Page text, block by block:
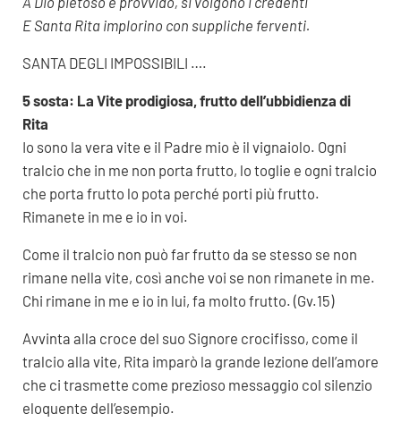
E Santa Rita implorino con suppliche ferventi.
SANTA DEGLI IMPOSSIBILI ….
5 sosta: La Vite prodigiosa, frutto dell’ubbidienza di
Rita
Io sono la vera vite e il Padre mio è il vignaiolo. Ogni
tralcio che in me non porta frutto, lo toglie e ogni tralcio
che porta frutto lo pota perché porti più frutto.
Rimanete in me e io in voi.
Come il tralcio non può far frutto da se stesso se non
rimane nella vite, così anche voi se non rimanete in me.
Chi rimane in me e io in lui, fa molto frutto. (Gv.15)
Avvinta alla croce del suo Signore crocifisso, come il
tralcio alla vite, Rita imparò la grande lezione dell’amore
che ci trasmette come prezioso messaggio col silenzio
eloquente dell’esempio.